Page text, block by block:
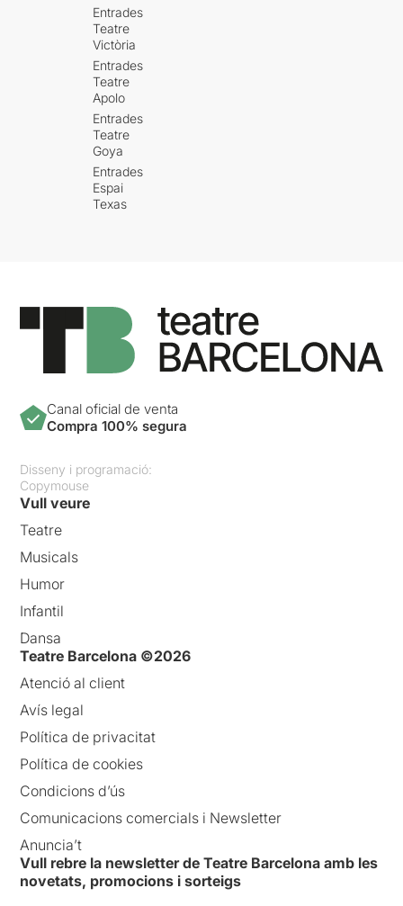
Entrades
Teatre
Victòria
Entrades
Teatre
Apolo
Entrades
Teatre
Goya
Entrades
Espai
Texas
Canal oficial de venta
Compra 100% segura
Disseny i programació:
Copymouse
Vull veure
Teatre
Musicals
Humor
Infantil
Dansa
Teatre Barcelona ©2026
Atenció al client
Avís legal
Política de privacitat
Política de cookies
Condicions d’ús
Comunicacions comercials i Newsletter
Anuncia’t
Vull rebre la newsletter de Teatre Barcelona amb les
novetats, promocions i sorteigs